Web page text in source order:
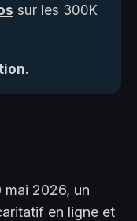
sur les 300K
mai 2026, un
en ligne et